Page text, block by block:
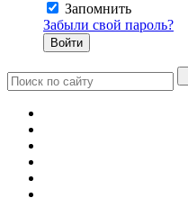
Запомнить
Забыли свой пароль?